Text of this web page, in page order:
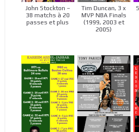
John Stockton –
38 matchs à 20
passes et plus
Tim Duncan, 3 x
MVP NBA Finals
(1999, 2003 et
2005)